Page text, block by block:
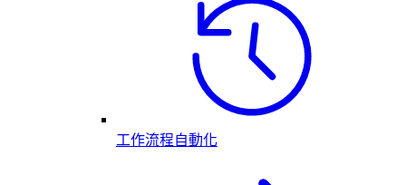
工作流程自動化